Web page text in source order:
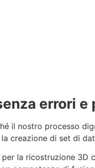
errori e
il nostro processo
creazione di set di
la ricostruzione 3D